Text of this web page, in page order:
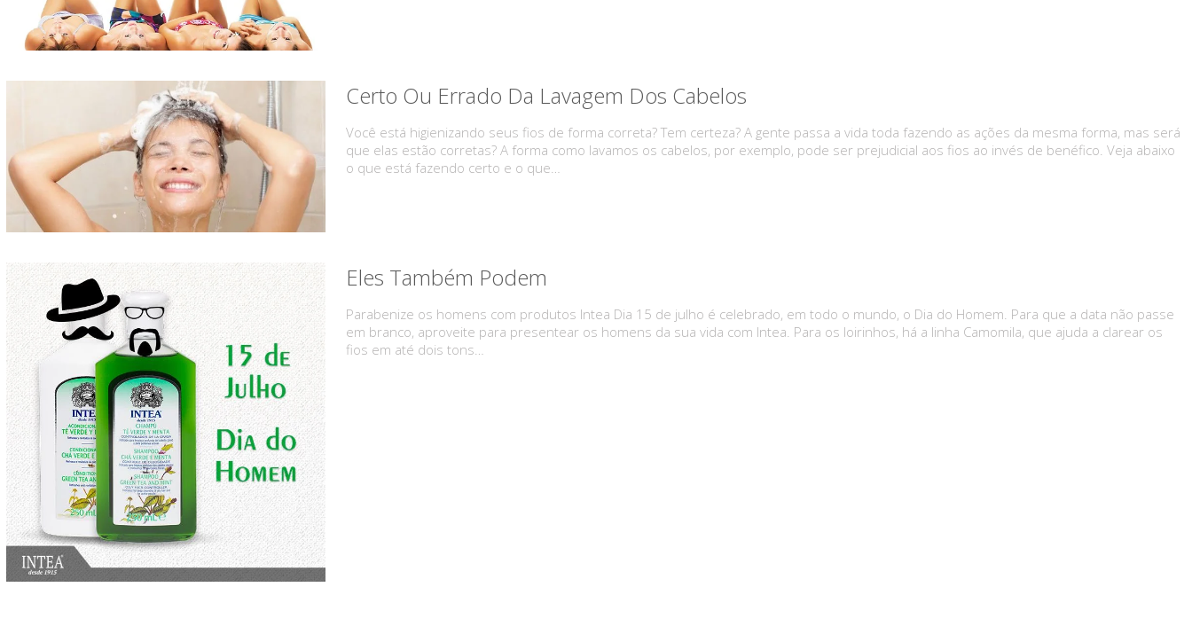
Certo Ou Errado Da Lavagem Dos Cabelos
Você está higienizando seus fios de forma correta? Tem certeza? A gente passa a vida toda fazendo as ações da mesma forma, mas será
que elas estão corretas? A forma como lavamos os cabelos, por exemplo, pode ser prejudicial aos fios ao invés de benéfico. Veja abaixo
o que está fazendo certo e o que…
Eles Também Podem
Parabenize os homens com produtos Intea Dia 15 de julho é celebrado, em todo o mundo, o Dia do Homem. Para que a data não passe
em branco, aproveite para presentear os homens da sua vida com Intea. Para os loirinhos, há a linha Camomila, que ajuda a clarear os
fios em até dois tons…